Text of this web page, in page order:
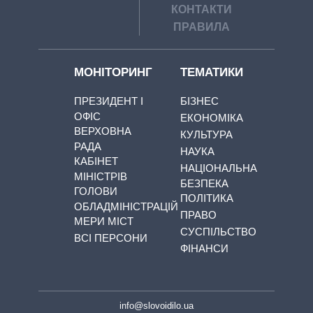
КОНТАКТИ
ПРАВИЛА
МОНІТОРИНГ
ПРЕЗИДЕНТ І
ОФІС
ВЕРХОВНА
РАДА
КАБІНЕТ
МІНІСТРІВ
ГОЛОВИ
ОБЛАДМІНІСТРАЦІЙ
МЕРИ МІСТ
ВСІ ПЕРСОНИ
ТЕМАТИКИ
БІЗНЕС
ЕКОНОМІКА
КУЛЬТУРА
НАУКА
НАЦІОНАЛЬНА
БЕЗПЕКА
ПОЛІТИКА
ПРАВО
СУСПІЛЬСТВО
ФІНАНСИ
info@slovoidilo.ua